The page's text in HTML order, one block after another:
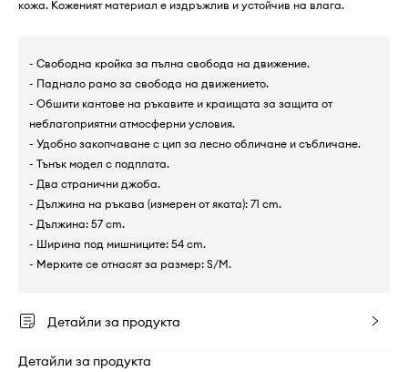
кожа. Коженият материал е издръжлив и устойчив на влага.
- Свободна кройка за пълна свобода на движение.
- Паднало рамо за свобода на движението.
- Обшити кантове на ръкавите и краищата за защита от
неблагоприятни атмосферни условия.
- Удобно закопчаване с цип за лесно обличане и събличане.
- Тънък модел с подплата.
- Два странични джоба.
- Дължина на ръкава (измерен от яката): 71 cm.
- Дължина: 57 cm.
- Ширина под мишниците: 54 cm.
- Мерките се отнасят за размер: S/M.
Детайли за продукта
Детайли за продукта